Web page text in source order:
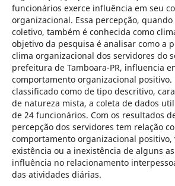
funcionários exerce influência em seu
organizacional. Essa percepção,
coletivo, também é conhecida como
objetivo da pesquisa é analisar como a
clima organizacional dos servidores do
prefeitura de Tamboara-PR, influencia
comportamento organizacional positivo.
classificado como de tipo descritivo,
de natureza mista, a coleta de dados
de 24 funcionários. Com os resultados
percepção dos servidores tem relação
comportamento organizacional positivo,
existência ou a inexistência de alguns
influência no relacionamento
das atividades diárias.